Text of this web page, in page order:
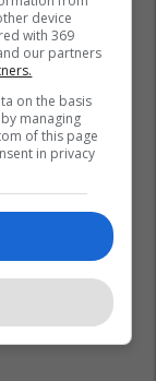
device
with 369
our partners
on the basis
managing
of this page
in privacy